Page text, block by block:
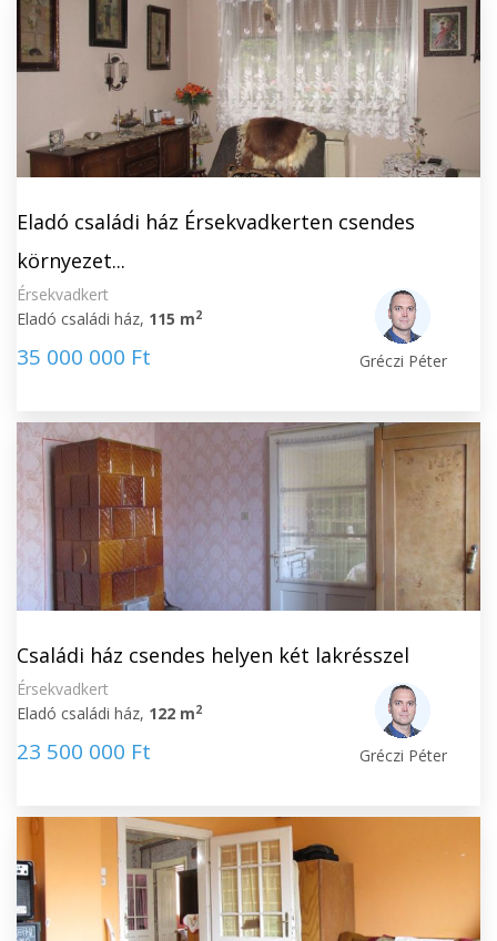
Eladó családi ház Érsekvadkerten csendes
környezet...
Érsekvadkert
Eladó családi ház, 115 m2
35 000 000 Ft Gréczi Péter
Családi ház csendes helyen két lakrésszel
Érsekvadkert
Eladó családi ház, 122 m2
23 500 000 Ft Gréczi Péter